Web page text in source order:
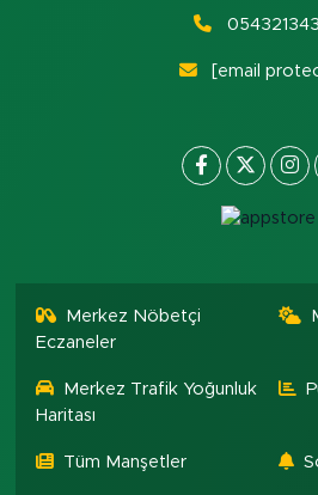
[email
Merkez Nöbetçi
Eczaneler
Merkez Trafik Yoğunluk
Haritası
Tüm Manşetler